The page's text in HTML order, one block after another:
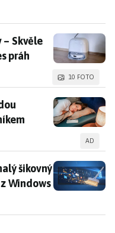
– Skvěle vysává i
– Skvěle
práh
10 FOTO
spánek. Nejsou
AD
šikovný nástroj
šikovný
Windows